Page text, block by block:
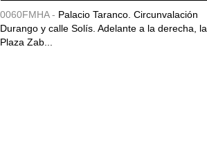
0060FMHA - Palacio Taranco. Circunvalación
Durango y calle Solís. Adelante a la derecha, la
Plaza Zab...